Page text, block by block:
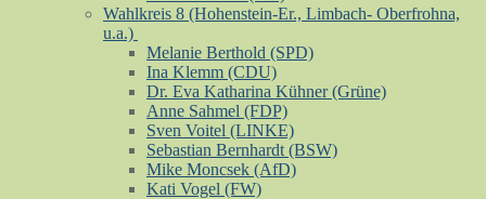
Wahlkreis 8 (Hohenstein-Er., Limbach- Oberfrohna,
u.a.)
Melanie Berthold (SPD)
Ina Klemm (CDU)
Dr. Eva Katharina Kühner (Grüne)
Anne Sahmel (FDP)
Sven Voitel (LINKE)
Sebastian Bernhardt (BSW)
Mike Moncsek (AfD)
Kati Vogel (FW)